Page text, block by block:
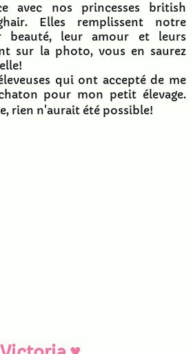
avec nos princesses british
Elles remplissent notre
beauté, leur amour et leurs
sur la photo, vous en saurez
qui ont accepté de me
pour mon petit élevage.
rien n'aurait été possible!